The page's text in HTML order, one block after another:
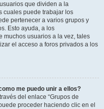
que dividen a la
cuales puede trabajar los
pertenecer a varios grupos y
Esto ayuda, a los
muchos usuarios a la vez, tales
el acceso a foros privados a los
me puedo unir a ellos?
del enlace “Grupos de
proceder haciendo clic en el